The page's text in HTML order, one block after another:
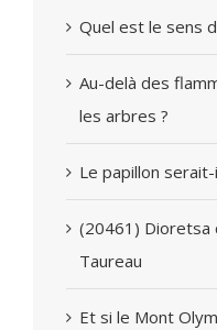
Quel est le sens
Au-delà des
les arbres ?
Le papillon serait-
(20461) Dioretsa
Taureau
Et si le Mont